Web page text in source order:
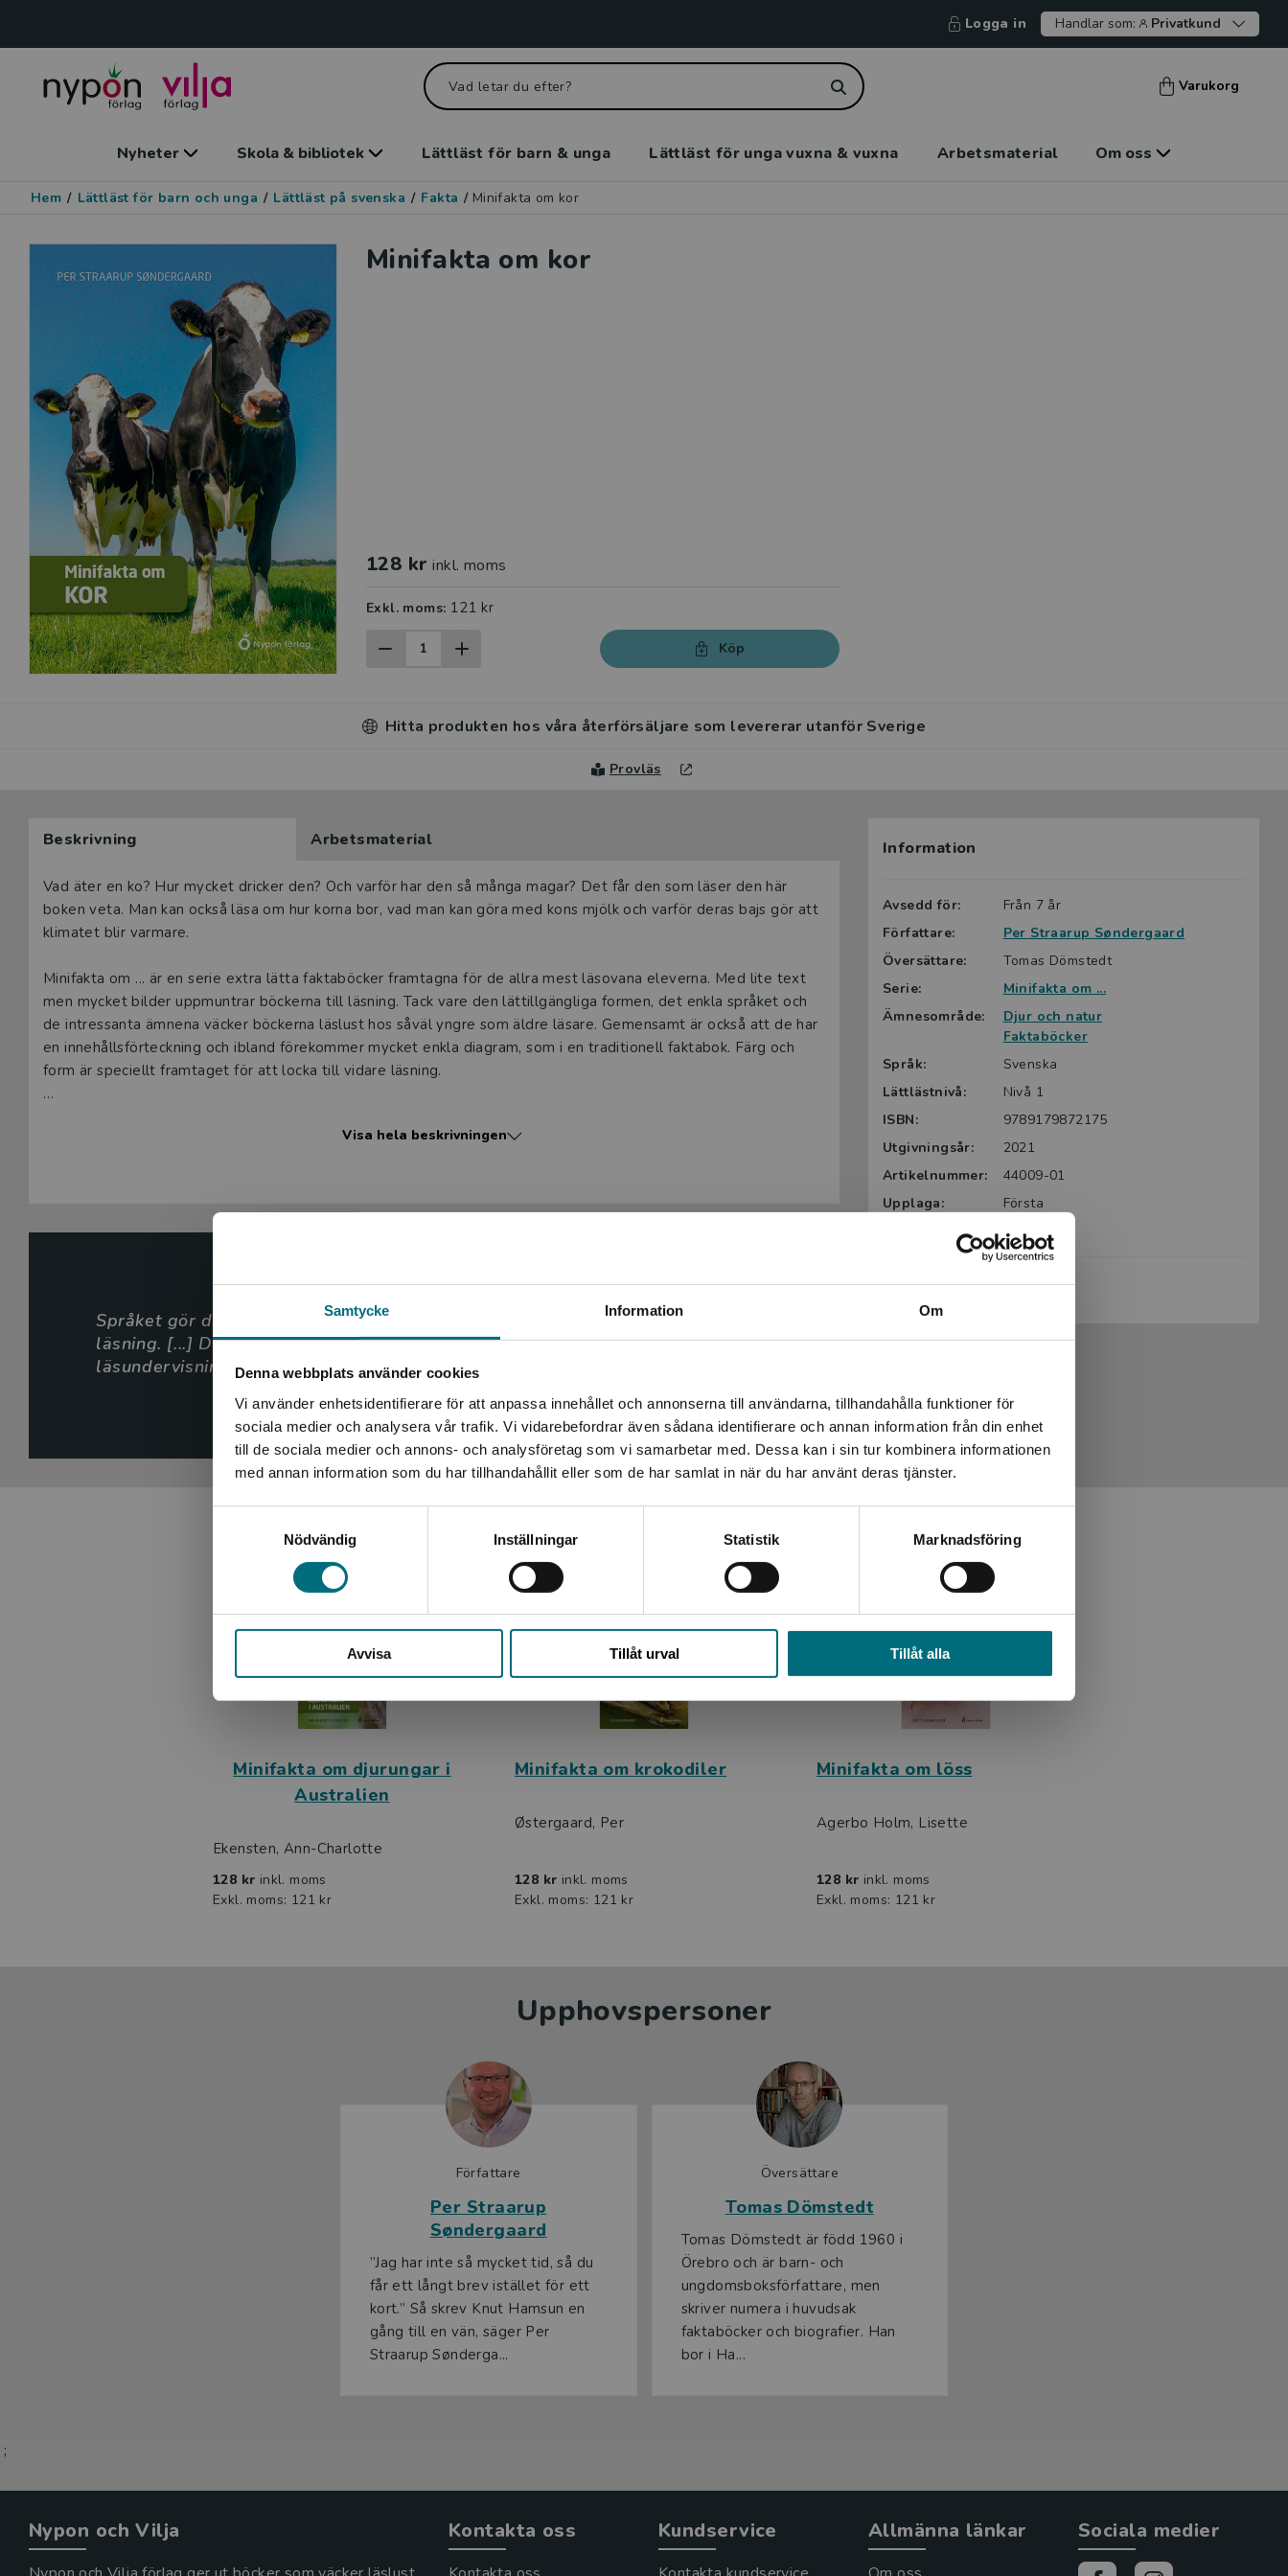
Samtycke Information Om
Denna webbplats använder cookies
Vi använder enhetsidentifierare för att anpassa innehållet och annonserna till användarna, tillhandahålla funktioner för
sociala medier och analysera vår trafik. Vi vidarebefordrar även sådana identifierare och annan information från din enhet
till de sociala medier och annons- och analysföretag som vi samarbetar med. Dessa kan i sin tur kombinera informationen
med annan information som du har tillhandahållit eller som de har samlat in när du har använt deras tjänster.
Nödvändig
Inställningar Statistik Marknadsföring
Avvisa Tillåt urval Tillåt alla
Begränsad fraktregion
Det verkar som att du besöker nyponochviljaforlag.se via
en enhet utanför Sverige. Vi erbjuder inte leveranser
utanför Sverige. För att kunna slutföra ett köp måste
leveransadressen vara i Sverige.
Logga in Handlar som: Privatkund
Varukorg
Nyheter Skola & bibliotek Lättläst för barn & unga Lättläst för unga vuxna & vuxna Arbetsmaterial Om oss
Hem / Lättläst för barn och unga / Lättläst på svenska / Fakta / Minifakta om kor
Minifakta om kor
128 kr inkl. moms
Exkl. moms: 121 kr
Köp
Hitta produkten hos våra återförsäljare som levererar utanför Sverige
Provläs
Beskrivning Arbetsmaterial
Beskrivning
Vad äter en ko? Hur mycket dricker den? Och varför har den så många magar? Det får den som läser den här
boken veta. Man kan också läsa om hur korna bor, vad man kan göra med kons mjölk och varför deras bajs gör att
klimatet blir varmare.
Minifakta om ... är en serie extra lätta faktaböcker framtagna för de allra mest läsovana eleverna. Med lite text
men mycket bilder uppmuntrar böckerna till läsning. Tack vare den lättillgängliga formen, det enkla språket och
de intressanta ämnena väcker böckerna läslust hos såväl yngre som äldre läsare. Gemensamt är också att de har
en innehållsförteckning och ibland förekommer mycket enkla diagram, som i en traditionell faktabok. Färg och
form är speciellt framtaget för att locka till vidare läsning.
Flera av hans böcker finns utgivna på Nypon förlag.Visa hela beskrivningen
Språket gör det enkelt och lätt att läsa själv för de som kommit igång med sin
läsning. [...] Den här pedagogiska boken om kor kan med fördel användas i
läsundervisningen i skolan.Helhetsbetyg 4 av 5
Maj-Britt Claesson
BTJ-häfte nr 19/2021
Information
Avsedd för:
Från 7 år
Författare:
Per Straarup Søndergaard
Översättare:
Tomas Dömstedt
Serie:
Minifakta om ...
Ämnesområde:
Djur och natur
Faktaböcker
Språk:
Svenska
Lättlästnivå:
Nivå 1
ISBN:
9789179872175
Utgivningsår:
2021
Artikelnummer:
44009-01
Upplaga:
Första
28
Köp- och leveransvillkor
Relaterat
Minifakta om djurungar i
Australien
Ekensten, Ann-Charlotte
128 kr inkl. moms
Exkl. moms: 121 kr
Minifakta om krokodiler
Østergaard, Per
128 kr inkl. moms
Exkl. moms: 121 kr
Minifakta om löss
Agerbo Holm, Lisette
128 kr inkl. moms
Exkl. moms: 121 kr
Upphovspersoner
Författare
Per Straarup
Søndergaard
”Jag har inte så mycket tid, så du
får ett långt brev istället för ett
kort.” Så skrev Knut Hamsun en
gång till en vän, säger Per
Straarup Sønderga...
Översättare
Tomas Dömstedt
Tomas Dömstedt är född 1960 i
Örebro och är barn- och
ungdomsboksförfattare, men
skriver numera i huvudsak
faktaböcker och biografier. Han
bor i Ha...
;
Nypon och Vilja Kontakta oss Kundservice Allmänna länkar Sociala medier